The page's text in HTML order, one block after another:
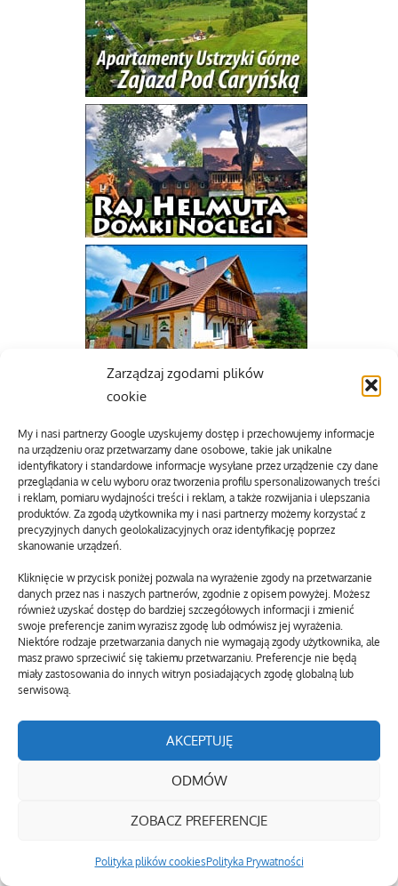
Zarządzaj zgodami plików
cookie
My i nasi partnerzy Google uzyskujemy dostęp i przechowujemy informacje
na urządzeniu oraz przetwarzamy dane osobowe, takie jak unikalne
identyfikatory i standardowe informacje wysyłane przez urządzenie czy dane
przeglądania w celu wyboru oraz tworzenia profilu spersonalizowanych treści
i reklam, pomiaru wydajności treści i reklam, a także rozwijania i ulepszania
produktów. Za zgodą użytkownika my i nasi partnerzy możemy korzystać z
precyzyjnych danych geolokalizacyjnych oraz identyfikację poprzez
skanowanie urządzeń.
Kliknięcie w przycisk poniżej pozwala na wyrażenie zgody na przetwarzanie
danych przez nas i naszych partnerów, zgodnie z opisem powyżej. Możesz
również uzyskać dostęp do bardziej szczegółowych informacji i zmienić
swoje preferencje zanim wyrazisz zgodę lub odmówisz jej wyrażenia.
Niektóre rodzaje przetwarzania danych nie wymagają zgody użytkownika, ale
masz prawo sprzeciwić się takiemu przetwarzaniu. Preferencje nie będą
miały zastosowania do innych witryn posiadających zgodę globalną lub
serwisową.
AKCEPTUJĘ
ODMÓW
ZOBACZ PREFERENCJE
Polityka plików cookiesPolityka Prywatności